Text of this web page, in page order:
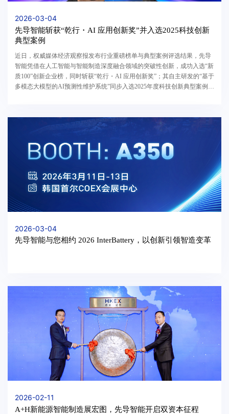
2026-03-04
先导智能斩获“乾行・AI 应用创新奖”并入选2025科技创新
典型案例
近日，权威媒体经济观察报发布行业重磅榜单与典型案例评选结果，先导
智能凭借在人工智能与智能制造深度融合领域的突破性创新，成功入选“新
质100”创新企业榜，同时斩获“乾行・AI 应用创新奖”；其自主研发的“基于
多模态大模型的AI预测性维护系统”同步入选2025年度科技创新典型案例。
2026-03-04
先导智能与您相约 2026 InterBattery，以创新引领智造变革
2026-02-11
A+H新能源智能制造展宏图，先导智能开启双资本征程